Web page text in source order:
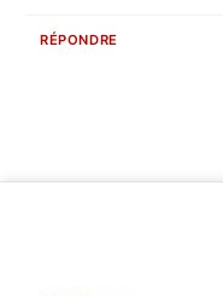
RÉPONDRE